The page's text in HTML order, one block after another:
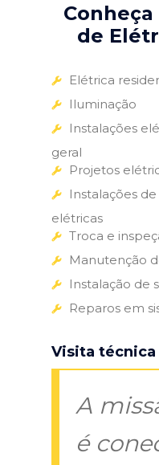
de
Elétrica
Iluminação
Instalações
geral
Projetos
Instalações
elétricas
Troca e
Manutenção
Instalação de
Reparos em
Visita técnica
A
é